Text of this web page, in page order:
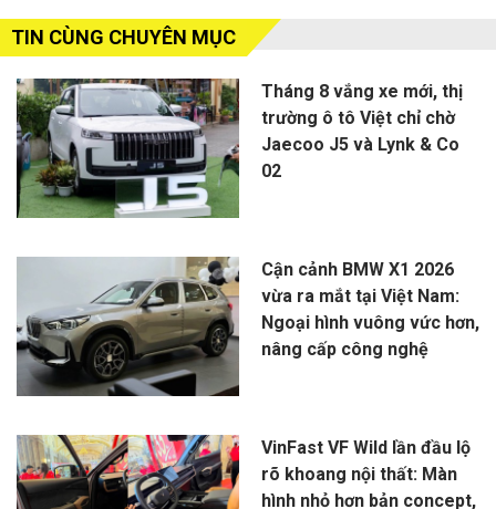
TIN CÙNG CHUYÊN MỤC
Tháng 8 vắng xe mới, thị
trường ô tô Việt chỉ chờ
Jaecoo J5 và Lynk & Co
02
Cận cảnh BMW X1 2026
vừa ra mắt tại Việt Nam:
Ngoại hình vuông vức hơn,
nâng cấp công nghệ
VinFast VF Wild lần đầu lộ
rõ khoang nội thất: Màn
hình nhỏ hơn bản concept,